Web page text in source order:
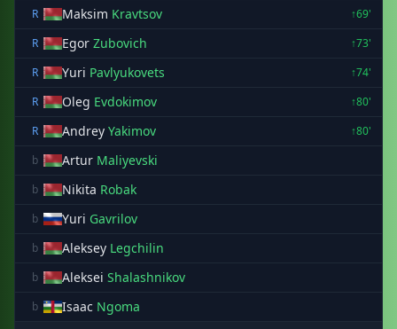
R
Maksim Kravtsov
↑69'
R
Egor Zubovich
↑73'
R
Yuri Pavlyukovets
↑74'
R
Oleg Evdokimov
↑80'
R
Andrey Yakimov
↑80'
b
Artur Maliyevski
b Nikita Robak
b Yuri Gavrilov
b Aleksey Legchilin
b Aleksei Shalashnikov
b Isaac Ngoma